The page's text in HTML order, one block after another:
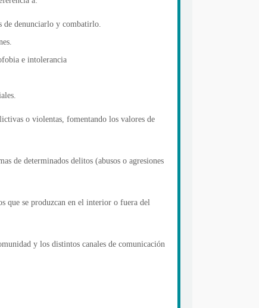
de denunciarlo y combatirlo.
e intolerancia
o violentas, fomentando los valores de
de determinados delitos (abusos o agresiones
que se produzcan en el interior o fuera del
y los distintos canales de comunicación